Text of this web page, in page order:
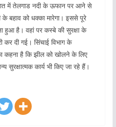
में तेलगाड नदी के ऊफान पर आने से
बहाव को धक्का मारेगा। इससे पूरे
हुआ है। वहां पर कस्बे की सुरक्षा के
कर दी गई। सिंचाई विभाग के
कहना है कि झील को खोलने के लिए
सुरक्षात्मक कार्य भी किए जा रहे हैं।